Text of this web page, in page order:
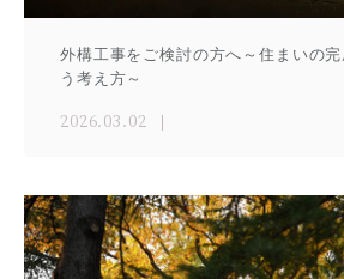
外構工事をご検討の方へ～住まいの
う考え方～
2026.03.02